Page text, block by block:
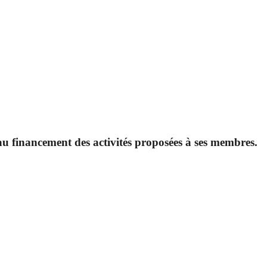
des activités proposées à ses membres.